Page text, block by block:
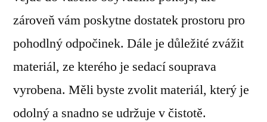
zároveň vám poskytne dostatek prostoru pro
pohodlný odpočinek. Dále je důležité zvážit
materiál, ze kterého je sedací souprava
vyrobena. Měli byste zvolit materiál, který je
odolný a snadno se udržuje v čistotě.